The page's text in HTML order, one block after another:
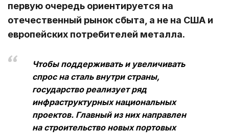
первую очередь ориентируется на
отечественный рынок сбыта, а не на США и
европейских потребителей металла.
Чтобы поддерживать и увеличивать
спрос на сталь внутри страны,
государство реализует ряд
инфраструктурных национальных
проектов. Главный из них направлен
на строительство новых портовых